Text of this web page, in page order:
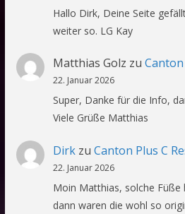
Hallo Dirk, Deine Seite
weiter so. LG Kay
Matthias Golz zu
22. Januar 2026
Super, Danke für die Info,
Viele Grüße Matthias
Dirkzu Canton Plus C
22. Januar 2026
Moin Matthias, solche Füße
dann waren die wohl so